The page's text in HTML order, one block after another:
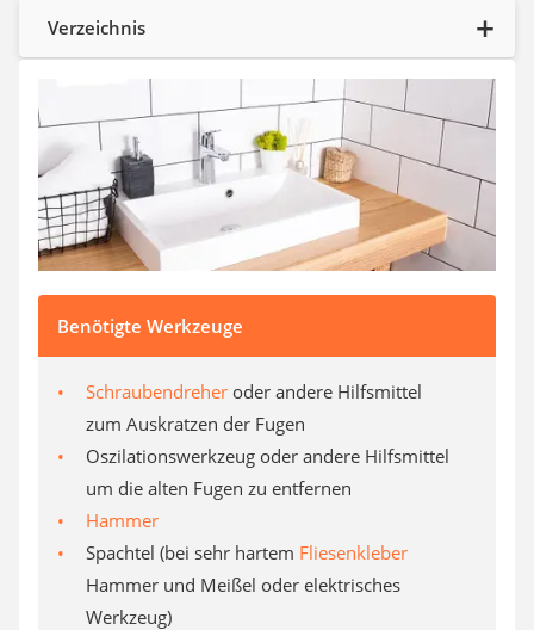
Hygrometer
LED-Baustrahler
LED-Beamer
Video-Türsprechanlage
Verzeichnis
Benötigte Werkzeuge
Schraubendreher oder andere Hilfsmittel
zum Auskratzen der Fugen
Oszilationswerkzeug oder andere Hilfsmittel
um die alten Fugen zu entfernen
Hammer
Spachtel (bei sehr hartem Fliesenkleber
Hammer und Meißel oder elektrisches
Werkzeug)